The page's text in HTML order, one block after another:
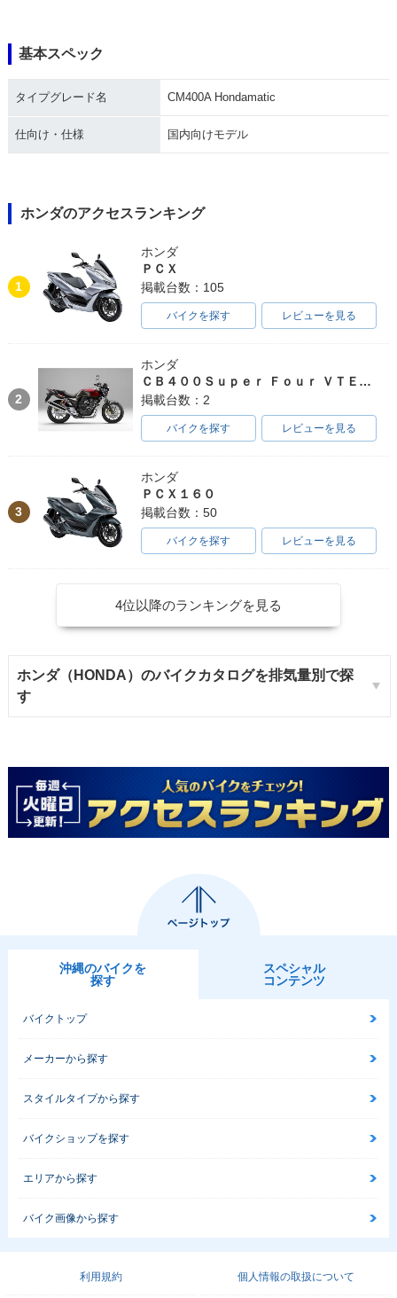
基本スペック
タイプグレード名 CM400A Hondamatic
仕向け・仕様 国内向けモデル
ホンダのアクセスランキング
1
ホンダ
ＰＣＸ
掲載台数：105
バイクを探す レビューを見る
2
ホンダ
ＣＢ４００Ｓｕｐｅｒ Ｆｏｕｒ ＶＴＥＣ ＳＰＥＣ３
掲載台数：2
バイクを探す レビューを見る
3
ホンダ
ＰＣＸ１６０
掲載台数：50
バイクを探す レビューを見る
4位以降のランキングを見る
ホンダ（HONDA）のバイクカタログを排気量別で探
す
沖縄のバイクを
探す
スペシャル
コンテンツ
バイクトップ
メーカーから探す
スタイルタイプから探す
バイクショップを探す
エリアから探す
バイク画像から探す
利用規約 個人情報の取扱について